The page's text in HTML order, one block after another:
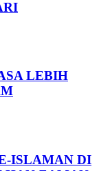
LEBIH
ISLAMAN DI